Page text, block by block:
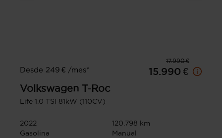
17.990 €
Desde 249 € /mes*
15.990 €
Volkswagen T-Roc
Life 1.0 TSI 81kW (110CV)
2022
120.798 km
Gasolina
Manual